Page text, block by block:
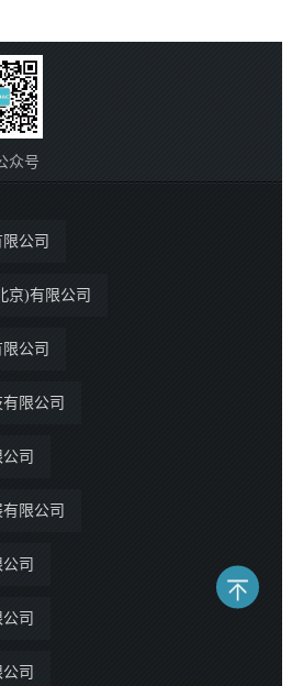
众号
公司
京)有限公司
公司
限公司
司
限公司
司
司
司